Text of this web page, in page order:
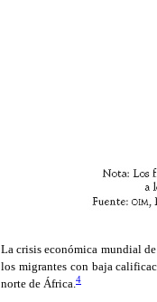
La crisis económica mundial
los migrantes con baja
norte de África.4